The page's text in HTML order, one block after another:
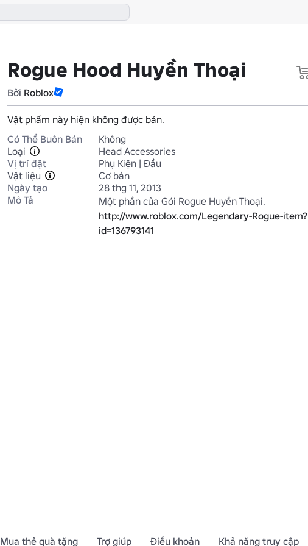
Rogue Hood Huyền Thoại
Bởi Roblox
Vật phẩm này hiện không được bán.
Có Thể Buôn Bán
Không
Loại
Head Accessories
Vị trí đặt
Phụ Kiện | Đầu
Vật liệu
Cơ bản
Ngày tạo
28 thg 11, 2013
Mô Tả
http://www.roblox.com/Legendary-Rogue-item?
id=136793141
Mua thẻ quà tặng Trợ giúp Điều khoản Khả năng truy cập